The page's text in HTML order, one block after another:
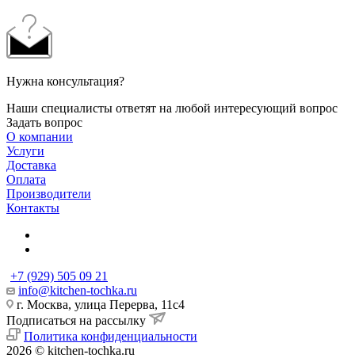
Нужна консультация?
Наши специалисты ответят на любой интересующий вопрос
Задать вопрос
О компании
Услуги
Доставка
Оплата
Производители
Контакты
+7 (929) 505 09 21
info@kitchen-tochka.ru
г. Москва, улица Перерва, 11с4
Подписаться на рассылку
Политика конфиденциальности
2026 © kitchen-tochka.ru